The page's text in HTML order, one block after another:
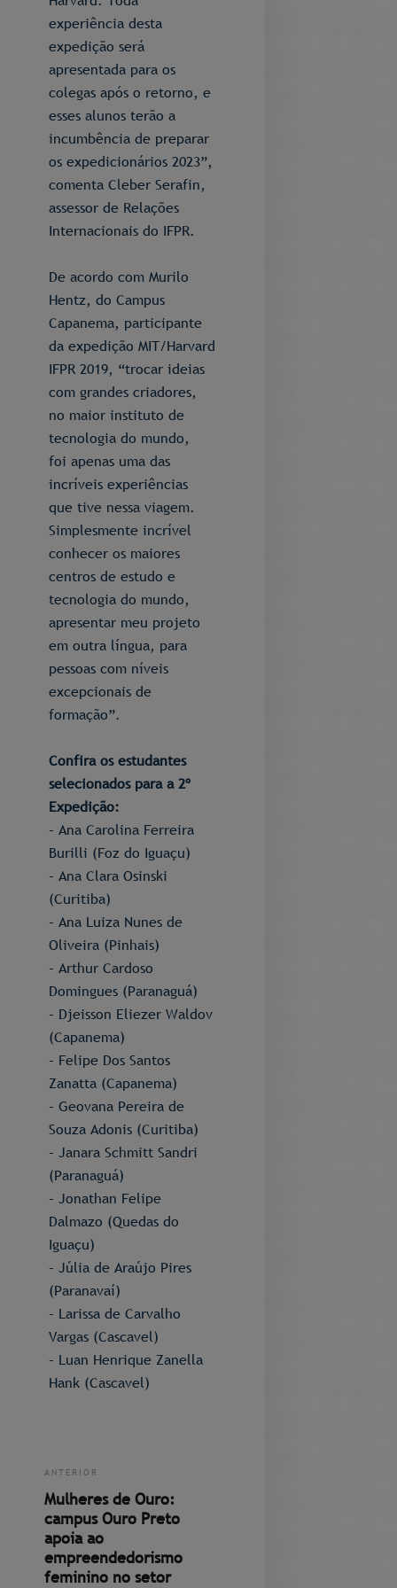
experiência desta
expedição será
apresentada para os
colegas após o retorno, e
esses alunos terão a
incumbência de preparar
os expedicionários 2023”,
comenta Cleber Serafin,
assessor de Relações
Internacionais do IFPR.
De acordo com Murilo
Hentz, do Campus
Capanema, participante
da expedição MIT/Harvard
IFPR 2019, “trocar ideias
com grandes criadores,
no maior instituto de
tecnologia do mundo,
foi apenas uma das
incríveis experiências
que tive nessa viagem.
Simplesmente incrível
conhecer os maiores
centros de estudo e
tecnologia do mundo,
apresentar meu projeto
em outra língua, para
pessoas com níveis
excepcionais de
formação”.
Confira os estudantes
selecionados para a 2º
Expedição:
– Ana Carolina Ferreira
Burilli (Foz do Iguaçu)
– Ana Clara Osinski
(Curitiba)
– Ana Luiza Nunes de
Oliveira (Pinhais)
– Arthur Cardoso
Domingues (Paranaguá)
– Djeisson Eliezer Waldov
(Capanema)
– Felipe Dos Santos
Zanatta (Capanema)
– Geovana Pereira de
Souza Adonis (Curitiba)
– Janara Schmitt Sandri
(Paranaguá)
– Jonathan Felipe
Dalmazo (Quedas do
Iguaçu)
– Júlia de Araújo Pires
(Paranavaí)
– Larissa de Carvalho
Vargas (Cascavel)
– Luan Henrique Zanella
Hank (Cascavel)
ANTERIOR
Mulheres de Ouro:
campus Ouro Preto
apoia ao
empreendedorismo
feminino no setor